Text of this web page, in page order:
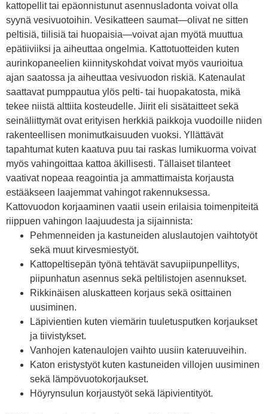
kattopellit tai epäonnistunut asennusladonta voivat olla
syynä vesivuotoihin. Vesikatteen saumat—olivat ne sitten
peltisiä, tiilisiä tai huopaisia—voivat ajan myötä muuttua
epätiiviiksi ja aiheuttaa ongelmia. Kattotuotteiden kuten
aurinkopaneelien kiinnityskohdat voivat myös vaurioitua
ajan saatossa ja aiheuttaa vesivuodon riskiä. Katenaulat
saattavat pumppautua ylös pelti- tai huopakatosta, mikä
tekee niistä alttiita kosteudelle. Jiirit eli sisätaitteet sekä
seinäliittymät ovat erityisen herkkiä paikkoja vuodoille niiden
rakenteellisen monimutkaisuuden vuoksi. Yllättävät
tapahtumat kuten kaatuva puu tai raskas lumikuorma voivat
myös vahingoittaa kattoa äkillisesti. Tällaiset tilanteet
vaativat nopeaa reagointia ja ammattimaista korjausta
estääkseen laajemmat vahingot rakennuksessa.
Kattovuodon korjaaminen vaatii usein erilaisia toimenpiteitä
riippuen vahingon laajuudesta ja sijainnista:
Pehmenneiden ja kastuneiden aluslautojen vaihtotyöt
sekä muut kirvesmiestyöt.
Kattopeltisepän työnä tehtävät savupiipunpellitys,
piipunhatun asennus sekä peltilistojen asennukset.
Rikkinäisen aluskatteen korjaus sekä osittainen
uusiminen.
Läpivientien kuten viemärin tuuletusputken korjaukset
ja tiivistykset.
Vanhojen katenaulojen vaihto uusiin kateruuveihin.
Katon eristystyöt kuten kastuneiden villojen uusiminen
sekä lämpövuotokorjaukset.
Höyrynsulun korjaustyöt sekä läpivientityöt.